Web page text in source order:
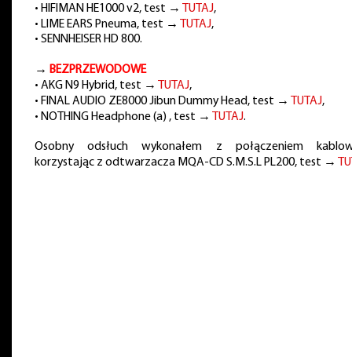
• HIFIMAN HE1000 v2, test →
TUTAJ,
• LIME EARS Pneuma, test →
TUTAJ,
• SENNHEISER HD 800.
→ BEZPRZEWODOWE
• AKG N9 Hybrid, test →
TUTAJ,
• FINAL AUDIO ZE8000 Jibun Dummy Head, test →
TUTAJ,
• NOTHING Headphone (a) , test →
TUTAJ.
Osobny odsłuch wykonałem z połączeniem
korzystając z odtwarzacza MQA-CD S.M.S.L PL200, test →